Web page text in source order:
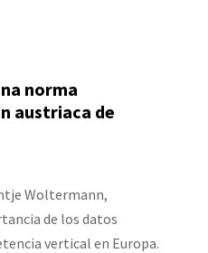
norma
austriaca de
Woltermann,
de los datos
vertical en Europa.